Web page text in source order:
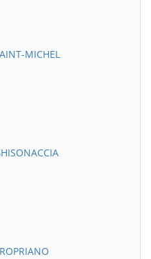
MICHEL